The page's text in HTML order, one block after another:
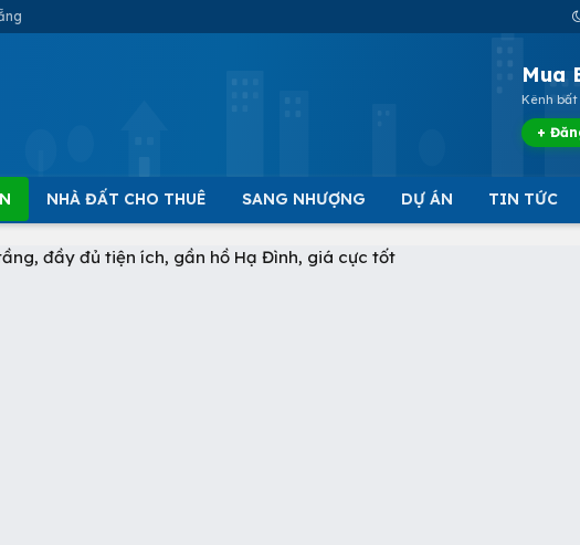
Mua
Kênh bất
+
NHÀ ĐẤT CHO THUÊ SANG NHƯỢNG DỰ ÁN TIN TỨC